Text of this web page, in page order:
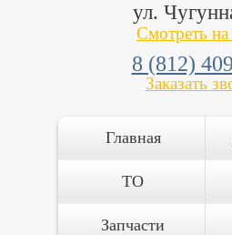
ул.
Смотреть на
8 (812)
Заказать
Главная
ТО
Запчасти